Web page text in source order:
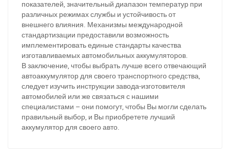
показателей, значительный диапазон температур при
различных режимах службы и устойчивость от
внешнего влияния. Механизмы международной
стандартизации предоставили возможность
имплементировать единые стандарты качества
изготавливаемых автомобильных аккумуляторов.
В заключение, чтобы выбрать лучше всего отвечающий
автоаккумулятор для своего транспортного средства,
следует изучить инструкции завода-изготовителя
автомобилей или же связаться с нашими
специалистами – они помогут, чтобы Вы могли сделать
правильный выбор, и Вы приобретете лучший
аккумулятор для своего авто.